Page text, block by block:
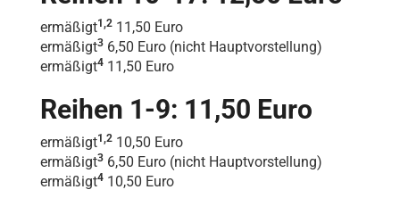
ermäßigt1,2 11,50 Euro
ermäßigt3 6,50 Euro (nicht Hauptvorstellung)
ermäßigt4 11,50 Euro
Reihen 1-9: 11,50 Euro
ermäßigt1,2 10,50 Euro
ermäßigt3 6,50 Euro (nicht Hauptvorstellung)
ermäßigt4 10,50 Euro